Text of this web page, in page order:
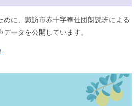
めに、諏訪市赤十字奉仕団朗読班による
データを公開しています。